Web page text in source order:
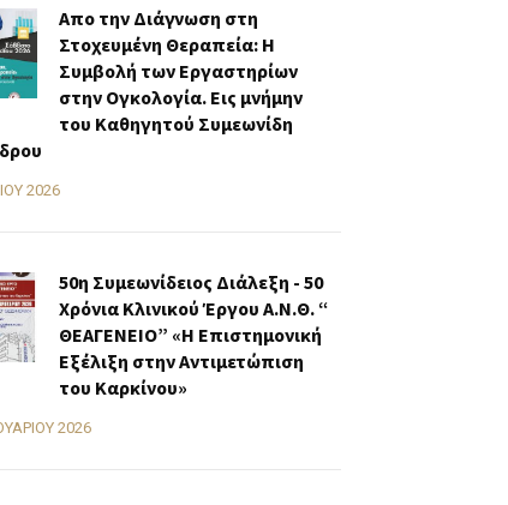
Απο την Διάγνωση στη
Στοχευμένη Θεραπεία: Η
Συμβολή των Εργαστηρίων
στην Ογκολογία. Εις μνήμην
του Καθηγητού Συμεωνίδη
2026
50η Συμεωνίδειος Διάλεξη - 50
Χρόνια Κλινικού Έργου Α.Ν.Θ. “
ΘΕΑΓΕΝΕΙΟ” «H Επιστημονική
Εξέλιξη στην Αντιμετώπιση
του Καρκίνου»
2026